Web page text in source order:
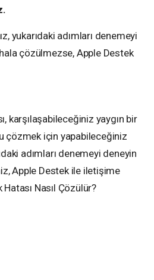
yukarıdaki adımları denemeyi
çözülmezse, Apple Destek
karşılaşabileceğiniz yaygın bir
çözmek için yapabileceğiniz
adımları denemeyi deneyin
Apple Destek ile iletişime
Nasıl Çözülür?